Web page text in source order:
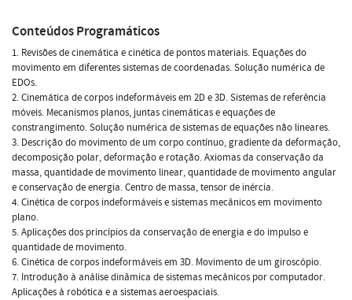
Conteúdos Programáticos
1. Revisões de cinemática e cinética de pontos materiais. Equações do
movimento em diferentes sistemas de coordenadas. Solução numérica de
EDOs.
2. Cinemática de corpos indeformáveis em 2D e 3D. Sistemas de referência
móveis. Mecanismos planos, juntas cinemáticas e equações de
constrangimento. Solução numérica de sistemas de equações não lineares.
3. Descrição do movimento de um corpo contínuo, gradiente da deformação,
decomposição polar, deformação e rotação. Axiomas da conservação da
massa, quantidade de movimento linear, quantidade de movimento angular
e conservação de energia. Centro de massa, tensor de inércia.
4. Cinética de corpos indeformáveis e sistemas mecânicos em movimento
plano.
5. Aplicações dos princípios da conservação de energia e do impulso e
quantidade de movimento.
6. Cinética de corpos indeformáveis em 3D. Movimento de um giroscópio.
7. Introdução à análise dinâmica de sistemas mecânicos por computador.
Aplicações à robótica e a sistemas aeroespaciais.